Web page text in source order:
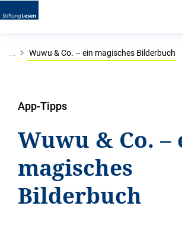
... Wuwu & Co. – ein magisches Bilderbuch
App-Tipps
Wuwu & Co. –
magisches
Bilderbuch